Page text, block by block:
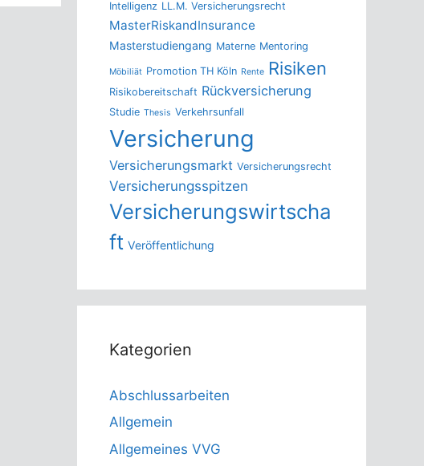
Intelligenz LL.M. Versicherungsrecht
MasterRiskandInsurance
Masterstudiengang Materne Mentoring
Möbiliät Promotion TH Köln Rente Risiken
Risikobereitschaft Rückversicherung
Studie Thesis Verkehrsunfall
Versicherung
Versicherungsmarkt Versicherungsrecht
Versicherungsspitzen
Versicherungswirtscha
ft Veröffentlichung
Kategorien
Abschlussarbeiten
Allgemein
Allgemeines VVG